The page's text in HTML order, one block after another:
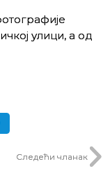
улици, а од
Следећи чланак